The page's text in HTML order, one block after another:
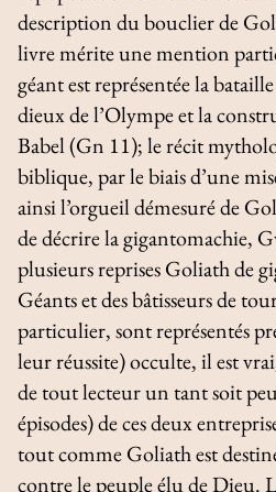
description du bouclier de
livre mérite une mention
géant est représentée la
dieux de l’Olympe et la
Babel (Gn 11); le récit
biblique, par le biais d’une
ainsi l’orgueil démesuré de
de décrire la gigantomachie,
plusieurs reprises Goliath de
Géants et des bâtisseurs de
particulier, sont représentés
leur réussite) occulte, il est
de tout lecteur un tant soit
épisodes) de ces deux
tout comme Goliath est
contre le peuple élu de Dieu.